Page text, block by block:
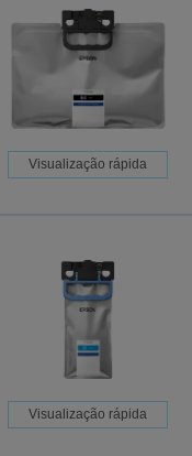
Visualização rápida
Visualização rápida